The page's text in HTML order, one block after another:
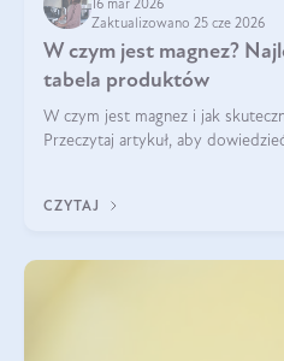
16 mar 2026
Zaktualizowano 25 cze 2026
W czym jest magnez?
tabela produktów
W czym jest magnez i jak
Przeczytaj artykuł, aby
CZYTAJ